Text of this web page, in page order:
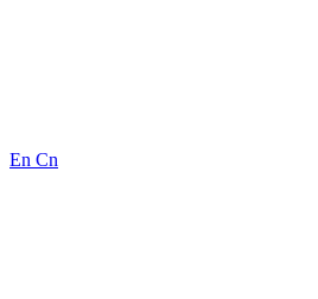
En Cn